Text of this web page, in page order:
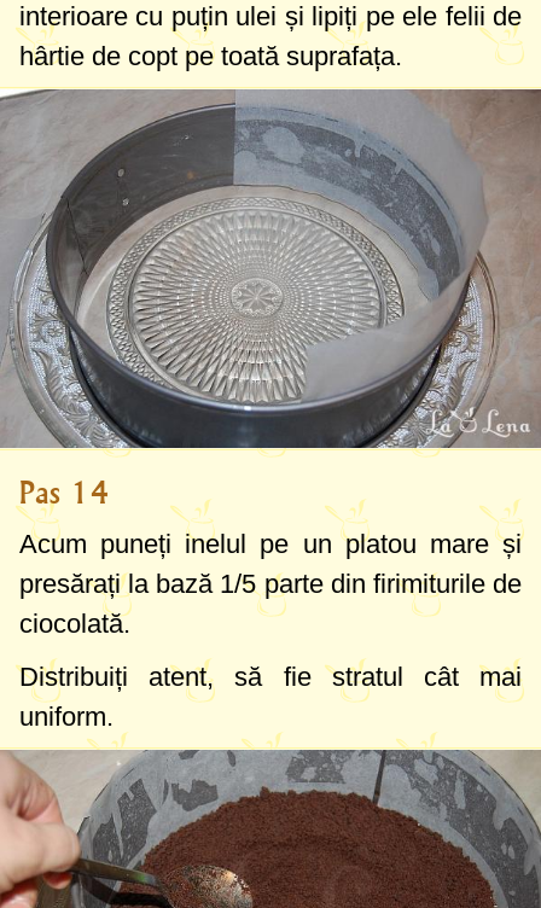
interioare cu puțin ulei și lipiți pe ele felii de
hârtie de copt pe toată suprafața.
Pas 14
Acum puneți inelul pe un platou mare și
presărați la bază 1/5 parte din firimiturile de
ciocolată.
Distribuiți atent, să fie stratul cât mai
uniform.